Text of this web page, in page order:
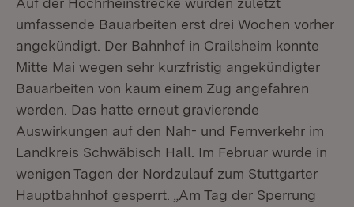
umfassende Bauarbeiten erst drei Wochen vorher
angekündigt. Der Bahnhof in Crailsheim konnte
Mitte Mai wegen sehr kurzfristig angekündigter
Bauarbeiten von kaum einem Zug angefahren
werden. Das hatte erneut gravierende
Auswirkungen auf den Nah- und Fernverkehr im
Landkreis Schwäbisch Hall. Im Februar wurde in
wenigen Tagen der Nordzulauf zum Stuttgarter
Hauptbahnhof gesperrt. „Am Tag der Sperrung